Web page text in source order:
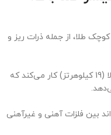
طلا، از جمله ذرات ریز و
با فرکانس کاری بالا (19 کیلوهرتز) کار می‌کند که
بین فلزات آهنی و غیرآهنی